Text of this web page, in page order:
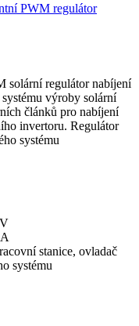
solární regulátor nabíjení
výroby solární
článků pro nabíjení
invertoru. Regulátor
systému
stanice, ovladač
systému